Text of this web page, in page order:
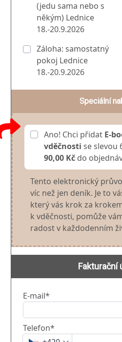
(jedu sama nebo s
někým) Lednice
18.-20.9.2026
Záloha: samostatný
pokoj Lednice
18.-20.9.2026
Speciální
Ano! Chci přidat E-
vděčnosti se slevou
90,00 Kč do
Tento elektronický
víc než jen deník. Je to
který vás krok za
k vděčnosti, pomůže
radost v každodenním
Fakturační
E-mail*
Telefon*